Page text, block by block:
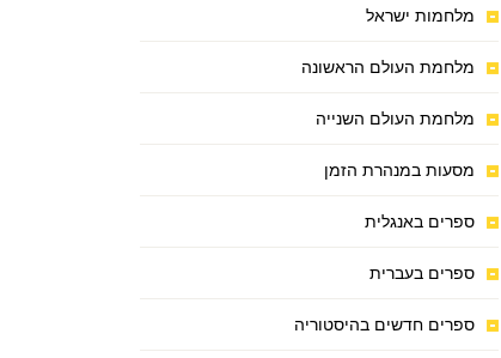
מלחמות ישראל
מלחמת העולם הראשונה
מלחמת העולם השנייה
מסעות במנהרת הזמן
ספרים באנגלית
ספרים בעברית
ספרים חדשים בהיסטוריה